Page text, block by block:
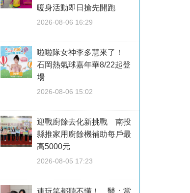
暖身活動即日搶先開跑
2026-08-06 16:29
啦啦隊女神李多慧來了！
石岡熱氣球嘉年華8/22起登
場
2026-08-06 15:02
迎戰廚餘去化新挑戰 南投
縣推家用廚餘機補助每戶最
高5000元
2026-08-05 17:23
連玩笑都聽不懂！ 醫：當